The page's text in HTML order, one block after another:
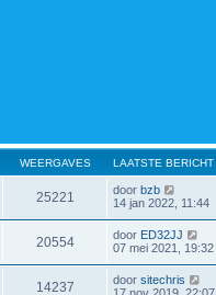
WEERGAVES LAATSTE BERICHT
25221 door bzb
14 jan 2022, 11:44
20554 door ED32JJ
07 mei 2021, 19:32
14237 door sitechris